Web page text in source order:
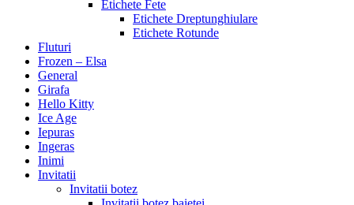
Etichete Fete
Etichete Dreptunghiulare
Etichete Rotunde
Fluturi
Frozen – Elsa
General
Girafa
Hello Kitty
Ice Age
Iepuras
Ingeras
Inimi
Invitatii
Invitatii botez